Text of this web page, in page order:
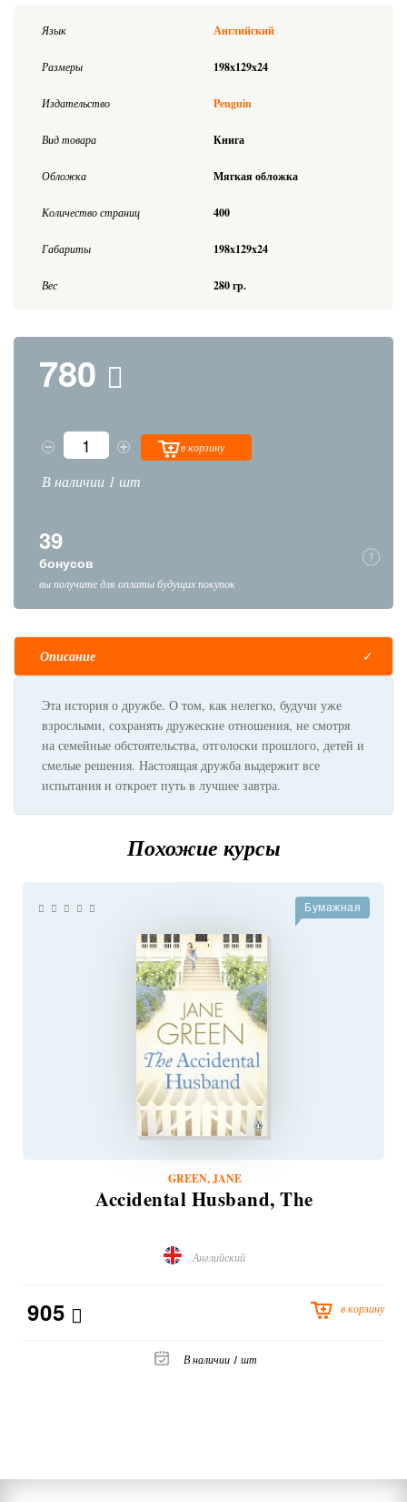
Язык Английский
Размеры 198x129x24
Издательство Penguin
Вид товара Книга
Обложка Мягкая обложка
Количество страниц 400
Габариты 198x129x24
Вес 280 гр.
780
в корзину
В наличии 1 шт
39
бонусов
вы получите для оплаты будущих покупок
Описание
Эта история о дружбе. О том, как нелегко, будучи уже
взрослыми, сохранять дружеские отношения, не смотря
на семейные обстоятельства, отголоски прошлого, детей и
смелые решения. Настоящая дружба выдержит все
испытания и откроет путь в лучшее завтра.
Похожие курсы
Бумажная
GREEN, JANE
Accidental Husband, The
Английский
905 в корзину
В наличии 1 шт